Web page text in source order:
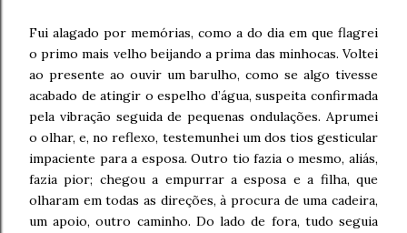
Fui alagado por memórias, como a do dia em que flagrei
o primo mais velho beijando a prima das minhocas. Voltei
ao presente ao ouvir um barulho, como se algo tivesse
acabado de atingir o espelho d’água, suspeita confirmada
pela vibração seguida de pequenas ondulações. Aprumei
o olhar, e, no reflexo, testemunhei um dos tios gesticular
impaciente para a esposa. Outro tio fazia o mesmo, aliás,
fazia pior; chegou a empurrar a esposa e a filha, que
olharam em todas as direções, à procura de uma cadeira,
um apoio, outro caminho. Do lado de fora, tudo seguia